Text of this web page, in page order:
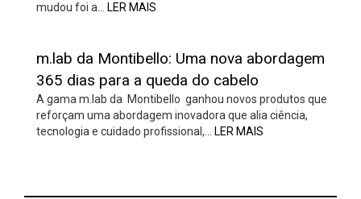
mudou foi a…
LER MAIS
m.lab da Montibello: Uma nova abordagem
365 dias para a queda do cabelo
A gama m.lab da Montibello ganhou novos produtos que
reforçam uma abordagem inovadora que alia ciência,
tecnologia e cuidado profissional,…
LER MAIS